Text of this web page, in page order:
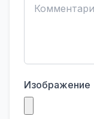
Изображение